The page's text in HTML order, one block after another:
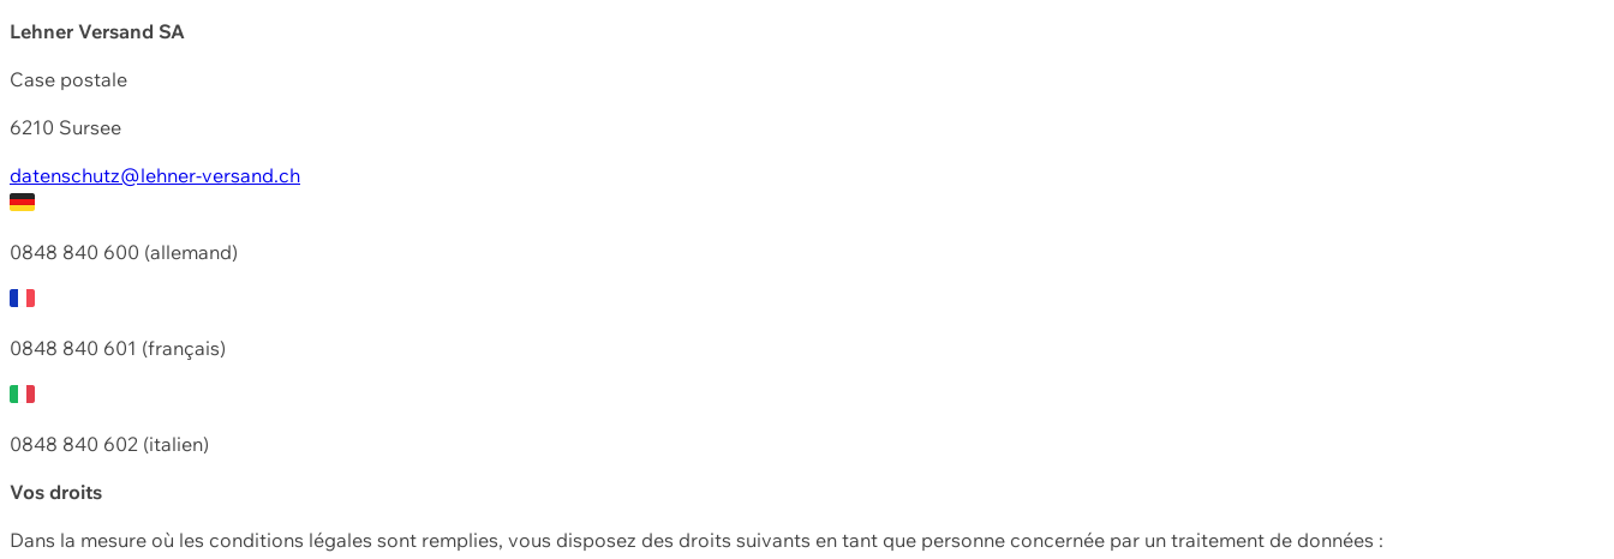
Lehner Versand SA
Case postale
6210 Sursee
datenschutz@lehner-versand.ch
0848 840 600 (allemand)
0848 840 601 (français)
0848 840 602 (italien)
Vos droits
Dans la mesure où les conditions légales sont remplies, vous disposez des droits suivants en tant que personne concernée par un traitement de données :